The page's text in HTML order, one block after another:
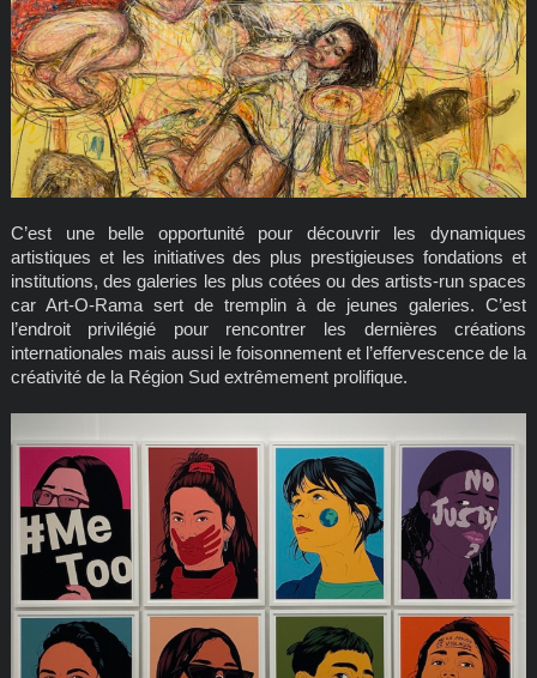
C’est une belle opportunité pour découvrir les dynamiques
artistiques et les initiatives des plus prestigieuses fondations et
institutions, des galeries les plus cotées ou des artists-run spaces
car Art-O-Rama sert de tremplin à de jeunes galeries. C’est
l’endroit privilégié pour rencontrer les dernières créations
internationales mais aussi le foisonnement et l’effervescence de la
créativité de la Région Sud extrêmement prolifique.